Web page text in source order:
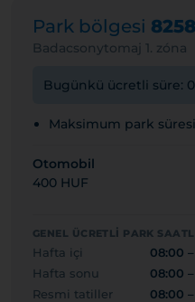
Park bölgesi 8258
Badacsonytomaj 1. zóna
Bugünkü ücretli süre:
Maksimum park
Otomobil
400 HUF
GENEL ÜCRETLI PARK
Hafta içi
08:00
Hafta sonu
08:00
Resmi tatiller
08:00